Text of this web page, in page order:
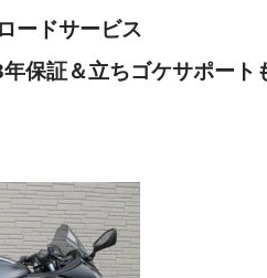
ードサービス
保証＆立ちゴケサポート